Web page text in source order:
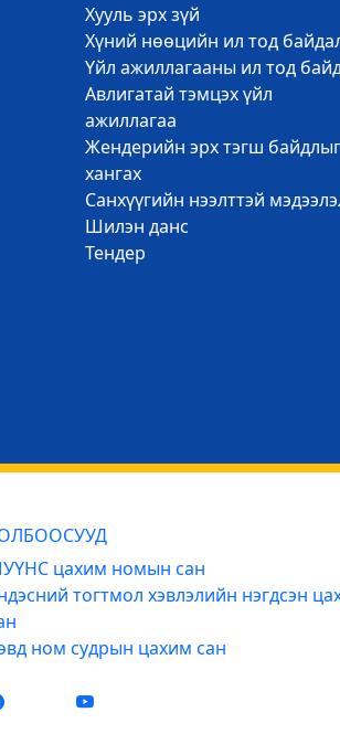
Хууль эрх зүй
Хүний нөөцийн ил тод
Үйл ажиллагааны ил тод
Авлигатай тэмцэх үйл
ажиллагаа
Жендерийн эрх тэгш байдлыг
хангах
Санхүүгийн нээлттэй
Шилэн данс
Тендер
цахим номын сан
тогтмол хэвлэлийн нэгдсэн
ном судрын цахим сан